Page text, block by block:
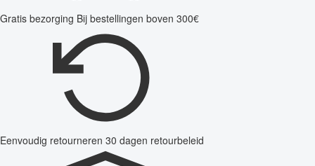
Gratis bezorging Bij bestellingen boven 300€
Eenvoudig retourneren 30 dagen retourbeleid